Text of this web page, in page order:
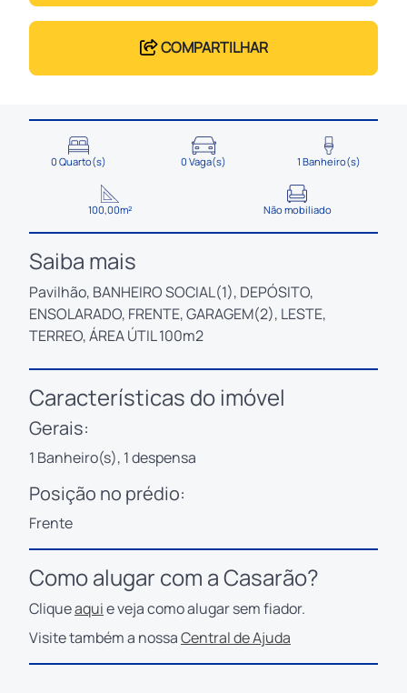
COMPARTILHAR
0 Quarto(s) 0 Vaga(s) 1 Banheiro(s)
100,00m² Não mobiliado
Saiba mais
Pavilhão, BANHEIRO SOCIAL(1), DEPÓSITO,
ENSOLARADO, FRENTE, GARAGEM(2), LESTE,
TERREO, ÁREA ÚTIL 100m2
Características do imóvel
Gerais:
1 Banheiro(s), 1 despensa
Posição no prédio:
Frente
Como alugar com a Casarão?
Cliqueaquie veja como alugar sem fiador.
Visite também a nossaCentral de Ajuda